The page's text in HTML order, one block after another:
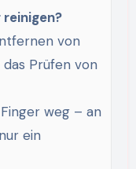
von
Prüfen von
weg – an
ein